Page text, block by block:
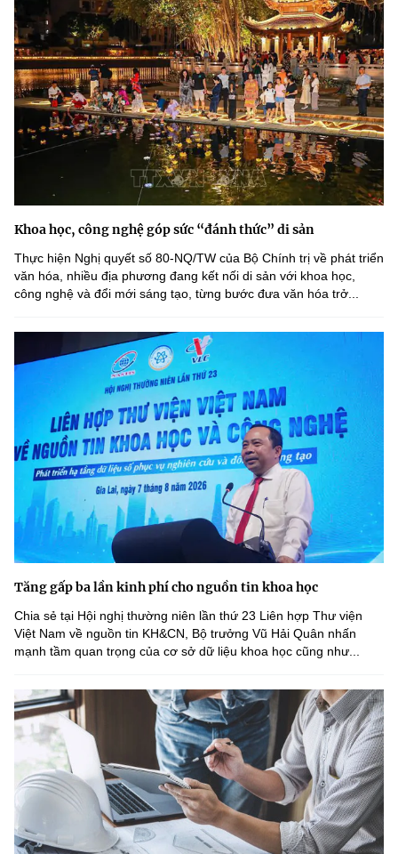
Khoa học, công nghệ góp sức “đánh thức” di sản
Thực hiện Nghị quyết số 80-NQ/TW của Bộ Chính trị về phát triển
văn hóa, nhiều địa phương đang kết nối di sản với khoa học,
công nghệ và đổi mới sáng tạo, từng bước đưa văn hóa trở...
Tăng gấp ba lần kinh phí cho nguồn tin khoa học
Chia sẻ tại Hội nghị thường niên lần thứ 23 Liên hợp Thư viện
Việt Nam về nguồn tin KH&CN, Bộ trưởng Vũ Hải Quân nhấn
mạnh tầm quan trọng của cơ sở dữ liệu khoa học cũng như...